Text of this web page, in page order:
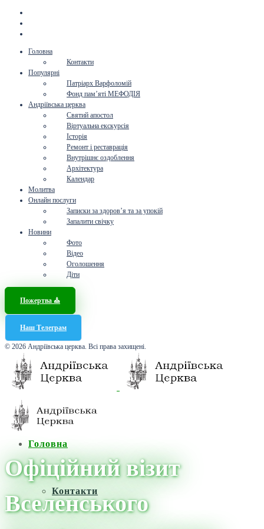
Головна
Контакти
Популярні
Патріарх Варфоломій
Фонд пам’яті МЕФОДІЯ
Андріївська церква
Святий апостол
Віртуальна екскурсія
Історія
Ремонт і реставрація
Внутрішнє оздоблення
Архітектура
Календар
Молитва
Онлайн послуги
Записки за здоров’я та за упокій
Запалити свічку
Новини
Фото
Відео
Оголошення
Діти
Пожертва ⛪️
Наш Телеграм
© 2026 Андріївська церква. Всі права захищені.
Головна
Контакти
Офіційний візит
Вселенського